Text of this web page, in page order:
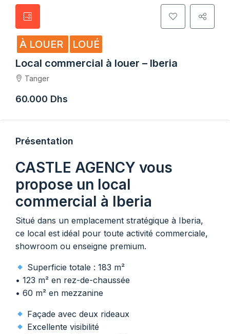
À LOUER
LOUÉ
Local commercial à louer – Iberia
Tanger
60.000 Dhs
Présentation
CASTLE AGENCY vous
propose un local
commercial à Iberia
Situé dans un emplacement stratégique à Iberia,
ce local est idéal pour toute activité commerciale,
showroom ou enseigne premium.
Superficie totale : 183 m²
• 123 m² en rez-de-chaussée
• 60 m² en mezzanine
Façade avec deux rideaux
Excellente visibilité